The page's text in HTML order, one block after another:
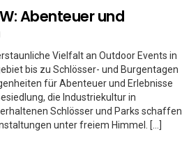
Abenteuer und
Vielfalt an Outdoor Events in
bis zu Schlösser- und Burgentagen
für Abenteuer und Erlebnisse
die Industriekultur in
Schlösser und Parks schaffen
unter freiem Himmel. […]